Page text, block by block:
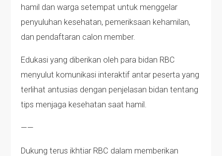
hamil dan warga setempat untuk menggelar
penyuluhan kesehatan, pemeriksaan kehamilan,
dan pendaftaran calon member.
Edukasi yang diberikan oleh para bidan RBC
menyulut komunikasi interaktif antar peserta yang
terlihat antusias dengan penjelasan bidan tentang
tips menjaga kesehatan saat hamil.
——
Dukung terus ikhtiar RBC dalam memberikan